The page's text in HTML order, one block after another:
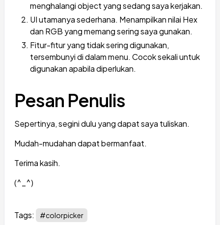
menghalangi object yang sedang saya kerjakan.
UI utamanya sederhana. Menampilkan nilai Hex
dan RGB yang memang sering saya gunakan.
Fitur-fitur yang tidak sering digunakan,
tersembunyi di dalam menu. Cocok sekali untuk
digunakan apabila diperlukan.
Pesan Penulis
Sepertinya, segini dulu yang dapat saya tuliskan.
Mudah-mudahan dapat bermanfaat.
Terima kasih.
(^_^)
Tags: #colorpicker